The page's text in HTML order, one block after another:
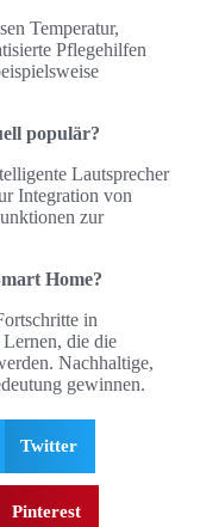
Temperatur,
Pflegehilfen
populär?
Lautsprecher
Integration von
zur
Home?
in
die die
Nachhaltige,
gewinnen.
Twitter
Pinterest